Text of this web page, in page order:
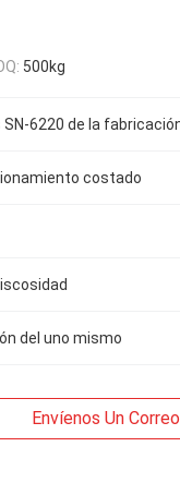
500kg
costado
del uno mismo
Envíenos Un Correo